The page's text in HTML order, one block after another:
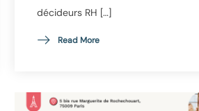
décideurs RH […]
Read More